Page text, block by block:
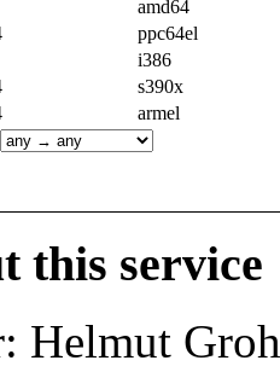
amd64
ppc64el
i386
s390x
armel
this service
Helmut